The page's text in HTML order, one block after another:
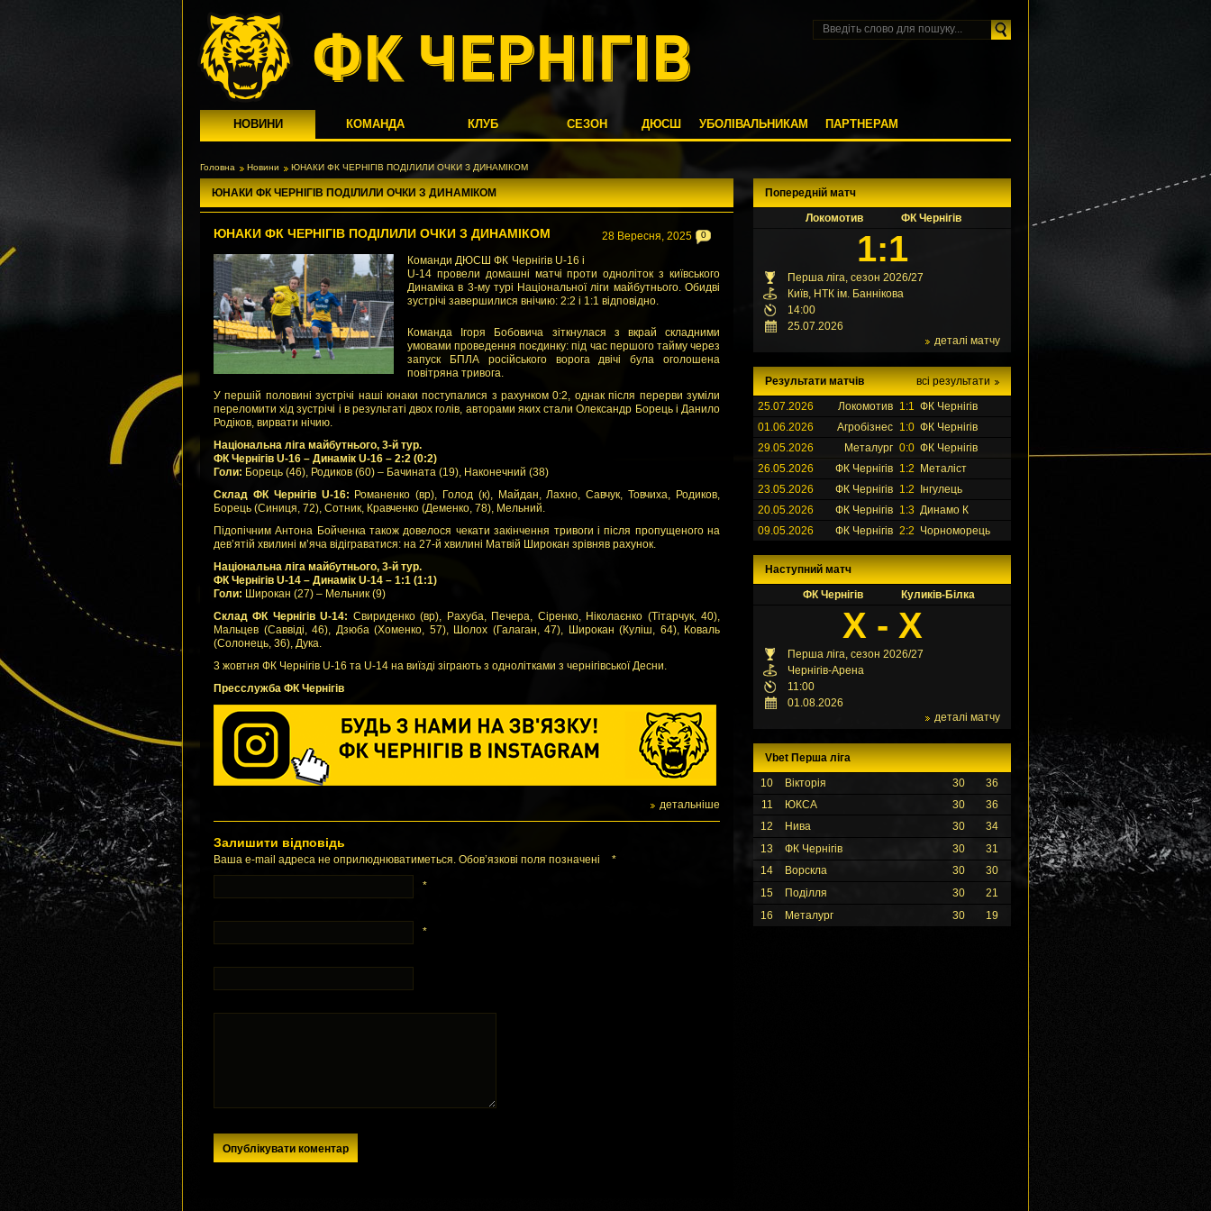
НОВИНИ КОМАНДА КЛУБ СЕЗОН ДЮСШ УБОЛІВАЛЬНИКАМ ПАРТНЕРАМ
Головна Новини ЮНАКИ ФК ЧЕРНІГІВ ПОДІЛИЛИ ОЧКИ З ДИНАМІКОМ
ЮНАКИ ФК ЧЕРНІГІВ ПОДІЛИЛИ ОЧКИ З ДИНАМІКОМ
0
28 Вересня, 2025
ЮНАКИ ФК ЧЕРНІГІВ ПОДІЛИЛИ ОЧКИ З ДИНАМІКОМ
Команди ДЮСШ ФК Чернігів U-16 і
U-14 провели домашні матчі проти одноліток з київського
Динаміка в 3-му турі Національної ліги майбутнього. Обидві
зустрічі завершилися внічию: 2:2 і 1:1 відповідно.
Команда Ігоря Бобовича зіткнулася з вкрай складними
умовами проведення поєдинку: під час першого тайму через
запуск БПЛА російського ворога двічі була оголошена
повітряна тривога.
У першій половині зустрічі наші юнаки поступалися з рахунком 0:2, однак після перерви зуміли
переломити хід зустрічі і в результаті двох голів, авторами яких стали Олександр Борець і Данило
Родіков, вирвати нічию.
Національна ліга майбутнього, 3-й тур.
ФК Чернігів U-16 – Динамік U-16 – 2:2 (0:2)
Голи: Борець (46), Родиков (60) – Бачината (19), Наконечний (38)
Склад ФК Чернігів U-16: Романенко (вр), Голод (к), Майдан, Лахно, Савчук, Товчиха, Родиков,
Борець (Синиця, 72), Сотник, Кравченко (Деменко, 78), Мельний.
Підопічним Антона Бойченка також довелося чекати закінчення тривоги і після пропущеного на
дев’ятій хвилині м’яча відіграватися: на 27-й хвилині Матвій Широкан зрівняв рахунок.
Національна ліга майбутнього, 3-й тур.
ФК Чернігів U-14 – Динамік U-14 – 1:1 (1:1)
Голи: Широкан (27) – Мельник (9)
Склад ФК Чернігів U-14: Свириденко (вр), Рахуба, Печера, Сіренко, Ніколаєнко (Тітарчук, 40),
Мальцев (Саввіді, 46), Дзюба (Хоменко, 57), Шолох (Галаган, 47), Широкан (Куліш, 64), Коваль
(Солонець, 36), Дука.
3 жовтня ФК Чернігів U-16 та U-14 на виїзді зіграють з однолітками з чернігівської Десни.
Пресслужба ФК Чернігів
детальніше
Залишити відповідь
Ваша e-mail адреса не оприлюднюватиметься. Обов’язкові поля позначені *
*
*
Попередній матч
Локомотив
ФК Чернігів
1:1
Перша ліга, сезон 2026/27
Київ, НТК ім. Баннікова
14:00
25.07.2026
деталі матчу
всі результати
Результати матчів
25.07.2026
Локомотив 1:1 ФК Чернігів
01.06.2026
Агробізнес 1:0 ФК Чернігів
29.05.2026
Металург 0:0 ФК Чернігів
26.05.2026
ФК Чернігів 1:2
Металіст
23.05.2026
ФК Чернігів 1:2
Інгулець
20.05.2026
ФК Чернігів 1:3 Динамо К
09.05.2026
ФК Чернігів 2:2 Чорноморець
Наступний матч
ФК Чернігів
Куликів-Білка
X - X
Перша ліга, сезон 2026/27
Чернігів-Арена
11:00
01.08.2026
деталі матчу
Vbet Перша ліга
10
Вікторія 30
36
11
ЮКСА 30
36
12
Нива 30
34
13
ФК Чернігів 30
31
14
Ворскла 30
30
15
Поділля 30
21
16
Металург 30 19